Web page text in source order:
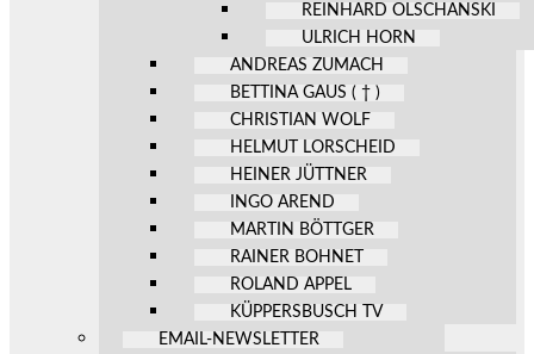
REINHARD OLSCHANSKI
ULRICH HORN
ANDREAS ZUMACH
BETTINA GAUS ( † )
CHRISTIAN WOLF
HELMUT LORSCHEID
HEINER JÜTTNER
INGO AREND
MARTIN BÖTTGER
RAINER BOHNET
ROLAND APPEL
KÜPPERSBUSCH TV
EMAIL-NEWSLETTER